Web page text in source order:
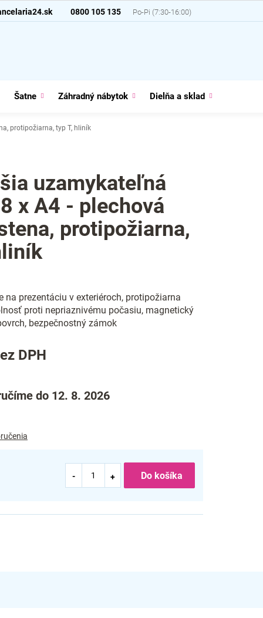
0800 105 135
Šatne Záhradný nábytok Dielňa a sklad
protipožiarna, typ T, hliník
uzamykateľná
x A4 - plechová
protipožiarna,
na prezentáciu v exteriéroch, protipožiarna
proti nepriaznivému počasiu, magnetický
bezpečnostný zámok
DPH
do 12. 8. 2026
Do košíka